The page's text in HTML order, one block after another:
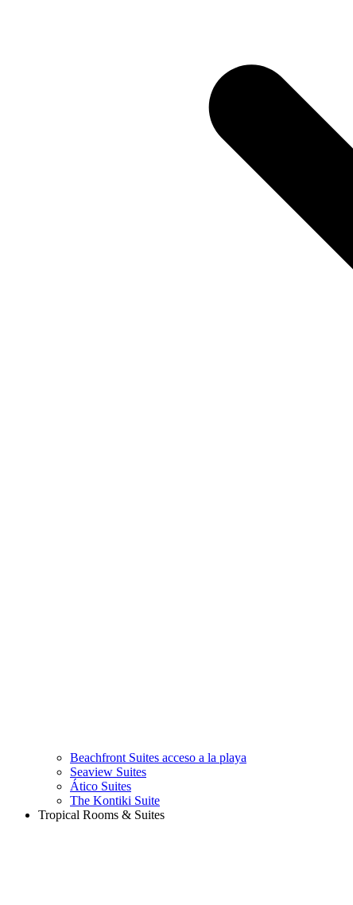
Beachfront Suites acceso a la playa
Seaview Suites
Ático Suites
The Kontiki Suite
Tropical Rooms & Suites